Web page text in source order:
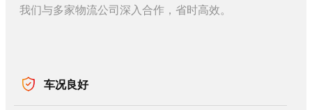
我们与多家物流公司深入合作，省时高效。
车况良好